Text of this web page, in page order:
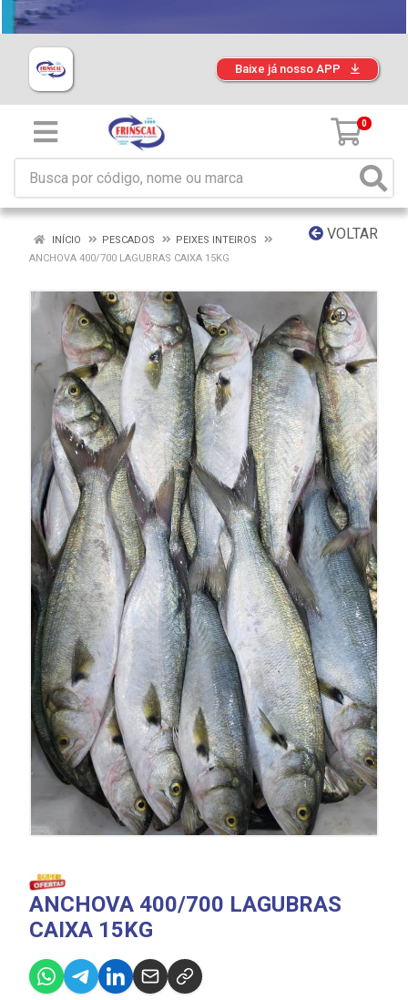
Baixe já nosso APP
0
VOLTAR
INÍCIO PESCADOS
PEIXES INTEIROS
ANCHOVA 400/700 LAGUBRAS CAIXA 15KG
ANCHOVA 400/700 LAGUBRAS
CAIXA 15KG